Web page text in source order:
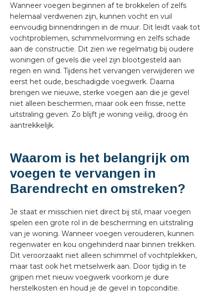
Wanneer voegen beginnen af te brokkelen of zelfs
helemaal verdwenen zijn, kunnen vocht en vuil
eenvoudig binnendringen in de muur. Dit leidt vaak tot
vochtproblemen, schimmelvorming en zelfs schade
aan de constructie. Dit zien we regelmatig bij oudere
woningen of gevels die veel zijn blootgesteld aan
regen en wind. Tijdens het vervangen verwijderen we
eerst het oude, beschadigde voegwerk. Daarna
brengen we nieuwe, sterke voegen aan die je gevel
niet alleen beschermen, maar ook een frisse, nette
uitstraling geven. Zo blijft je woning veilig, droog én
aantrekkelijk.
Waarom is het belangrijk om
voegen te vervangen in
Barendrecht en omstreken?
Je staat er misschien niet direct bij stil, maar voegen
spelen een grote rol in de bescherming en uitstraling
van je woning. Wanneer voegen verouderen, kunnen
regenwater en kou ongehinderd naar binnen trekken.
Dit veroorzaakt niet alleen schimmel of vochtplekken,
maar tast ook het metselwerk aan. Door tijdig in te
grijpen met nieuw voegwerk voorkom je dure
herstelkosten en houd je de gevel in topconditie.